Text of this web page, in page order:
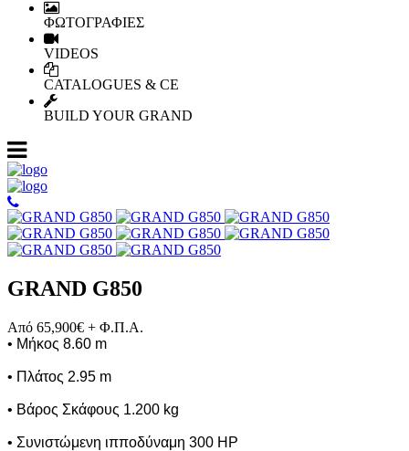
ΦΩΤΟΓΡΑΦΙΕΣ
VIDEOS
CATALOGUES & CE
BUILD YOUR GRAND
GRAND G850
Από 65,900€ + Φ.Π.Α.
• Μήκος 8.60 m
• Πλάτος 2.95 m
• Βάρος Σκάφους 1.200 kg
• Συνιστώμενη ιπποδύναμη 300 HP